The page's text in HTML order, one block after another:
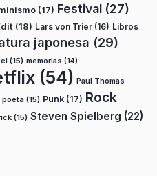
(17) Festival (27)
(18) Lars von Trier (16) Libros
japonesa (29)
(15) memorias (14)
(54) Paul Thomas
poeta (15) Punk (17) Rock
(15) Steven Spielberg (22)